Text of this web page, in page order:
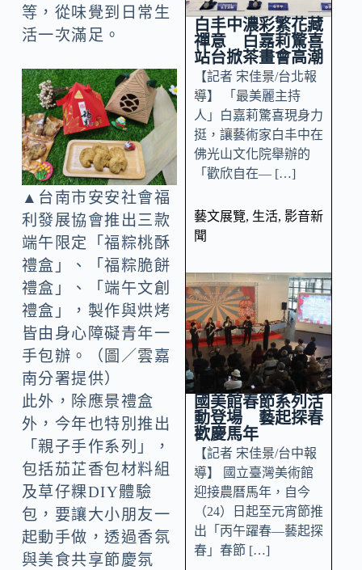
等，從味覺到日常生
活一次滿足。
▲台南市安安社會福
利發展協會推出三款
端午限定「福粽桃酥
禮盒」、「福粽脆餅
禮盒」、「端午文創
禮盒」，製作與烘烤
皆由身心障礙青年一
手包辦。（圖／雲嘉
南分署提供）
此外，除應景禮盒
外，今年也特別推出
「親子手作系列」，
包括茄芷香包材料組
及草仔粿DIY體驗
包，要讓大小朋友一
起動手做，透過香氛
與美食共享節慶氛
白丰中濃彩繁花藏
禪意 白嘉莉驚喜
站台掀茶畫會高潮
【記者 宋佳景/台北報
導】 「最美麗主持
人」白嘉莉驚喜現身力
挺，讓藝術家白丰中在
佛光山文化院舉辦的
「歡欣自在— […]
藝文展覽, 生活, 影音新
聞
國美館春節系列活
動登場 藝起探春
歡慶馬年
【記者 宋佳景/台中報
導】 國立臺灣美術館
迎接農曆馬年，自今
（24）日起至元宵節推
出「丙午躍春—藝起探
春」春節 […]